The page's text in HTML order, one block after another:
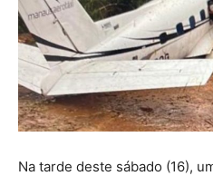
Na tarde deste sábado (16),